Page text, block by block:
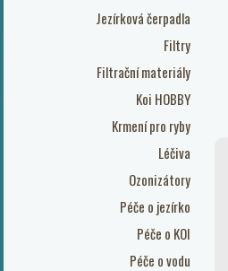
Jezírková čerpadla
Filtry
Filtrační materiály
Koi HOBBY
Krmení pro ryby
Léčiva
Ozonizátory
Péče o jezírko
Péče o KOI
Péče o vodu